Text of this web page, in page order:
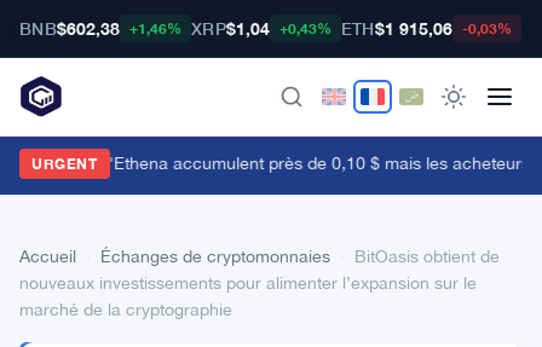
BNB$602,38 +1,46% XRP$1,04 +0,43% ETH$1 915,06 -0,03%
URGENT
baleines d'Ethena accumulent près de 0,10 $ mais les acheteurs
Accueil Échanges de cryptomonnaies
BitOasis obtient de
nouveaux investissements pour alimenter l’expansion sur le
marché de la cryptographie